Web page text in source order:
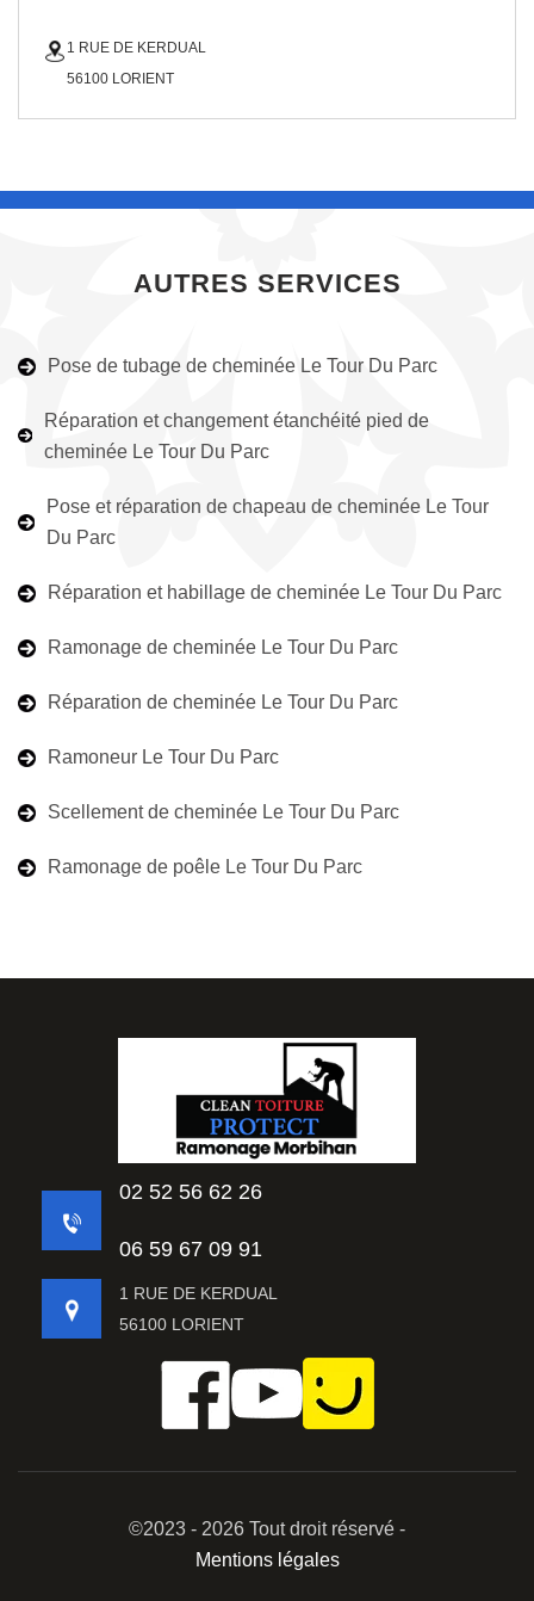
1 RUE DE KERDUAL
56100 LORIENT
AUTRES SERVICES
Pose de tubage de cheminée Le Tour Du Parc
Réparation et changement étanchéité pied de
cheminée Le Tour Du Parc
Pose et réparation de chapeau de cheminée Le Tour
Du Parc
Réparation et habillage de cheminée Le Tour Du Parc
Ramonage de cheminée Le Tour Du Parc
Réparation de cheminée Le Tour Du Parc
Ramoneur Le Tour Du Parc
Scellement de cheminée Le Tour Du Parc
Ramonage de poêle Le Tour Du Parc
02 52 56 62 26
06 59 67 09 91
1 RUE DE KERDUAL
56100 LORIENT
©2023 - 2026 Tout droit réservé -
Mentions légales